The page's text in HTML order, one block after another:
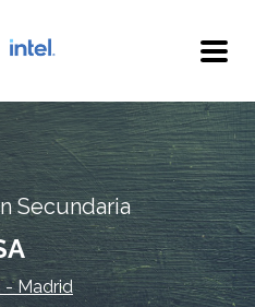
Secundaria
- Madrid